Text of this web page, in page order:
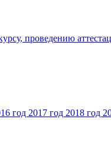
проведению
год 2017 год 2018 год